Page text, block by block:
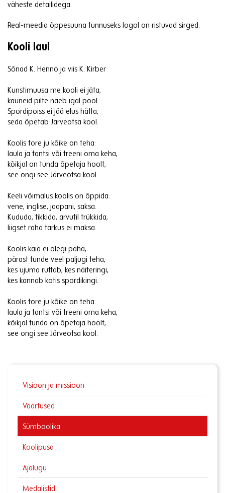
Visioon ja missioon
Väärtused
Sümboolika
Koolipusa
Ajalugu
Medalistid
väheste detailidega.
Real-meedia õppesuuna tunnuseks logol on ristuvad sirged.
Kooli laul
Sõnad K. Henno ja viis K. Kirber
Kunstimuusa me kooli ei jäta,
kauneid pilte näeb igal pool.
Spordipoiss ei jää elus hätta,
seda õpetab Järveotsa kool.
Koolis tore ju kõike on teha:
laula ja tantsi või treeni oma keha,
kõikjal on tunda õpetaja hoolt,
see ongi see Järveotsa kool.
Keeli võimalus koolis on õppida:
vene, inglise, jaapani, saksa.
Kududa, tikkida, arvutil trükkida,
liigset raha tarkus ei maksa.
Koolis käia ei olegi paha,
pärast tunde veel paljugi teha,
kes ujuma ruttab, kes näiteringi,
kes kannab kotis spordikingi.
Koolis tore ju kõike on teha:
laula ja tantsi või treeni oma keha,
kõikjal tunda on õpetaja hoolt,
see ongi see Järveotsa kool.